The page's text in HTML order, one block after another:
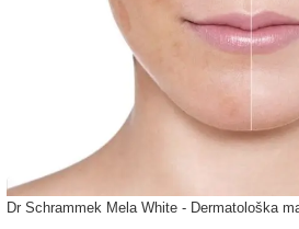
Dr Schrammek Mela White - Dermatološka